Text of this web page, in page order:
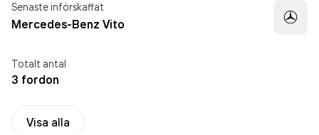
Senaste införskaffat
Mercedes-Benz Vito
Totalt antal
3 fordon
Visa alla